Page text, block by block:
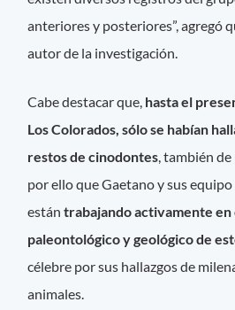
anteriores y posteriores”, agregó
autor de la investigación.
Cabe destacar que, hasta el
Los Colorados, sólo se habían
restos de cinodontes, también
por ello que Gaetano y sus
estántrabajando activamente en
paleontológico y geológico de
célebre por sus hallazgos de
animales.